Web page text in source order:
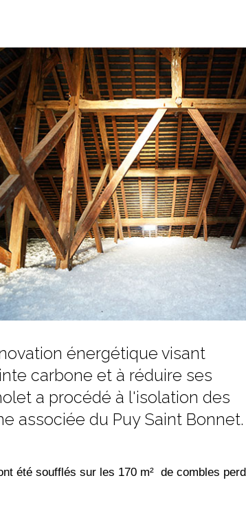
énergétique visant
carbone et à réduire ses
a procédé à l'isolation des
associée du Puy Saint Bonnet.
été soufflés sur les 170 m² de combles